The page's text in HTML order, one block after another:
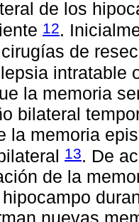
de los
12.
de
intratable
la memoria
bilateral
la memoria
13. De
de la
nuevas